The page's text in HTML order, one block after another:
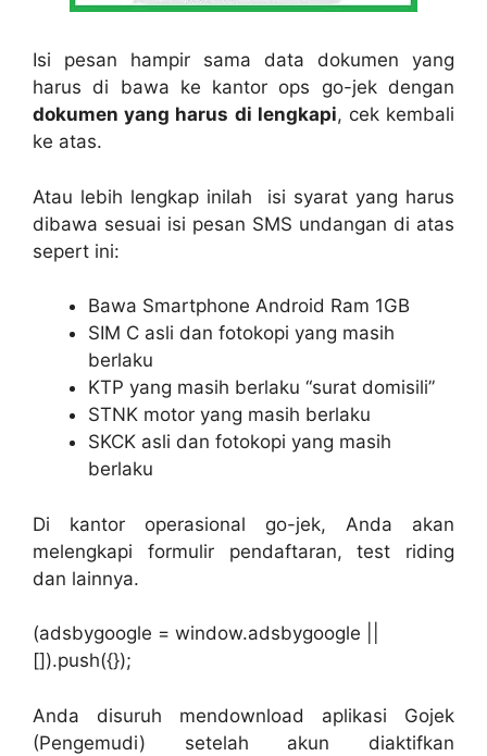
Isi pesan hampir sama data dokumen yang
harus di bawa ke kantor ops go-jek dengan
dokumen yang harus di lengkapi, cek kembali
ke atas.
Atau lebih lengkap inilah isi syarat yang harus
dibawa sesuai isi pesan SMS undangan di atas
sepert ini:
Bawa Smartphone Android Ram 1GB
SIM C asli dan fotokopi yang masih
berlaku
KTP yang masih berlaku “surat domisili”
STNK motor yang masih berlaku
SKCK asli dan fotokopi yang masih
berlaku
Di kantor operasional go-jek, Anda akan
melengkapi formulir pendaftaran, test riding
dan lainnya.
(adsbygoogle = window.adsbygoogle ||
[]).push({});
Anda disuruh mendownload aplikasi Gojek
(Pengemudi) setelah akun diaktifkan